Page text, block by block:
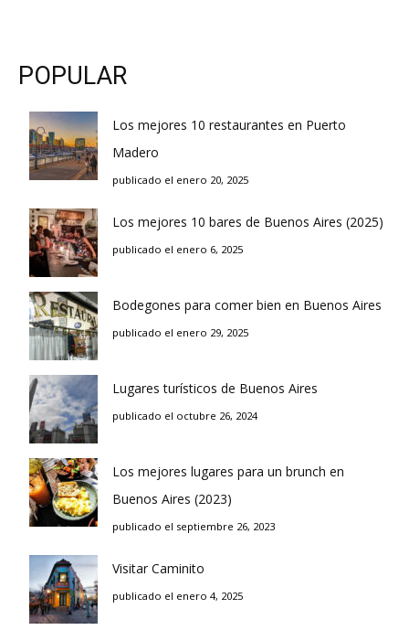
POPULAR
Los mejores 10 restaurantes en Puerto
Madero
publicado el enero 20, 2025
Los mejores 10 bares de Buenos Aires (2025)
publicado el enero 6, 2025
Bodegones para comer bien en Buenos Aires
publicado el enero 29, 2025
Lugares turísticos de Buenos Aires
publicado el octubre 26, 2024
Los mejores lugares para un brunch en
Buenos Aires (2023)
publicado el septiembre 26, 2023
Visitar Caminito
publicado el enero 4, 2025